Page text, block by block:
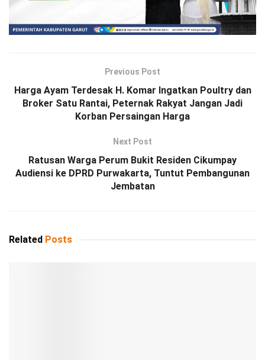
Previous Post
Harga Ayam Terdesak H. Komar Ingatkan Poultry dan
Broker Satu Rantai, Peternak Rakyat Jangan Jadi
Korban Persaingan Harga
Next Post
Ratusan Warga Perum Bukit Residen Cikumpay
Audiensi ke DPRD Purwakarta, Tuntut Pembangunan
Jembatan
Related Posts